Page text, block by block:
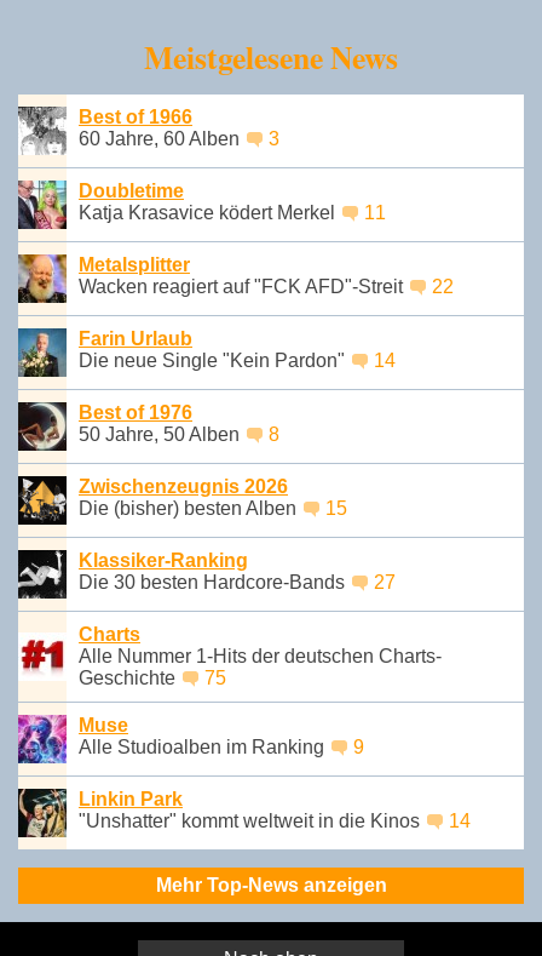
Meistgelesene News
Best of 1966
60 Jahre, 60 Alben
3
Doubletime
Katja Krasavice ködert Merkel
11
Metalsplitter
Wacken reagiert auf "FCK AFD"-Streit
22
Farin Urlaub
Die neue Single "Kein Pardon"
14
Best of 1976
50 Jahre, 50 Alben
8
Zwischenzeugnis 2026
Die (bisher) besten Alben
15
Klassiker-Ranking
Die 30 besten Hardcore-Bands
27
Charts
Alle Nummer 1-Hits der deutschen Charts-
Geschichte
75
Muse
Alle Studioalben im Ranking
9
Linkin Park
"Unshatter" kommt weltweit in die Kinos
14
Mehr Top-News anzeigen